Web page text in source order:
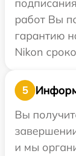
работ Вы
гарантию
Nikon
5
Вы
и мы